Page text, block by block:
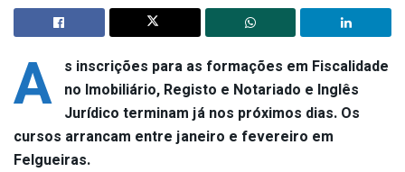
A s inscrições para as formações em Fiscalidade
no Imobiliário, Registo e Notariado e Inglês
Jurídico terminam já nos próximos dias. Os
cursos arrancam entre janeiro e fevereiro em
Felgueiras.